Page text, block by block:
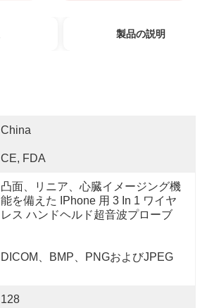
製品の説明
China
CE, FDA
凸面、リニア、心臓イメージング機
能を備えた IPhone 用 3 In 1 ワイヤ
レス ハンドヘルド超音波プローブ
DICOM、BMP、PNGおよびJPEG
128